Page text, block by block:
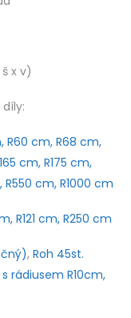
x v)
R60 cm, R68 cm,
cm, R175 cm,
cm, R1000 cm
R121 cm, R250 cm
, Roh 45st.
s rádiusem R10cm,